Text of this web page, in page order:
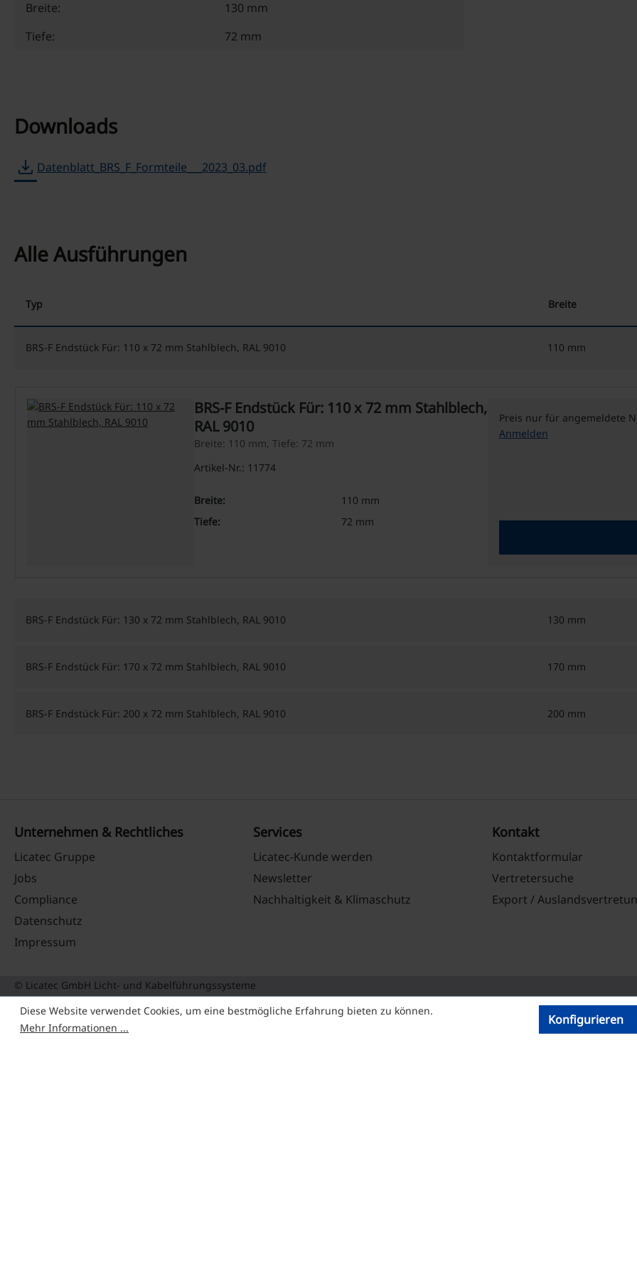
Breite:
130 mm
Tiefe:
72 mm
Downloads
download Datenblatt_BRS_F_Formteile___2023_03.pdf
Alle Ausführungen
Typ Breite
BRS-F Endstück Für: 110 x 72 mm Stahlblech, RAL 9010 110 mm
BRS-F Endstück Für: 110 x 72 mm Stahlblech,
RAL 9010
Breite: 110 mm, Tiefe: 72 mm
Artikel-Nr.: 11774
Breite:
110 mm
Tiefe:
72 mm
Preis nur für angemeldete
Anmelden
BRS-F Endstück Für: 130 x 72 mm Stahlblech, RAL 9010 130 mm
BRS-F Endstück Für: 170 x 72 mm Stahlblech, RAL 9010 170 mm
BRS-F Endstück Für: 200 x 72 mm Stahlblech, RAL 9010 200 mm
Unternehmen & Rechtliches
Licatec Gruppe
Jobs
Compliance
Datenschutz
Impressum
Services
Licatec-Kunde werden
Newsletter
Nachhaltigkeit & Klimaschutz
Kontakt
Kontaktformular
Vertretersuche
Export /
© Licatec GmbH Licht- und Kabelführungssysteme
Diese Website verwendet Cookies, um eine bestmögliche Erfahrung bieten zu können.
Mehr Informationen ...
Konfigurieren